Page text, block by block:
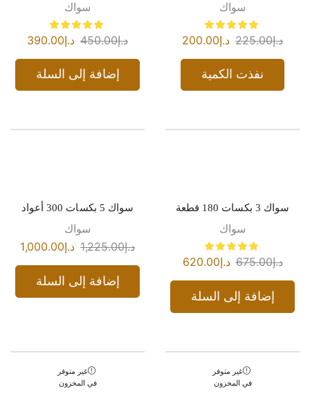
سواك
د.إ225.00 د.إ200.00
نفذت الكمية
سواك
د.إ450.00 د.إ390.00
إضافة إلى السلة
سواك 3 بكسات 180 قطعة
سواك
د.إ675.00 د.إ620.00
إضافة إلى السلة
سواك 5 بكسات 300 أعواد
سواك
د.إ1,225.00 د.إ1,000.00
إضافة إلى السلة
غير متوفر
في المخزون
غير متوفر
في المخزون